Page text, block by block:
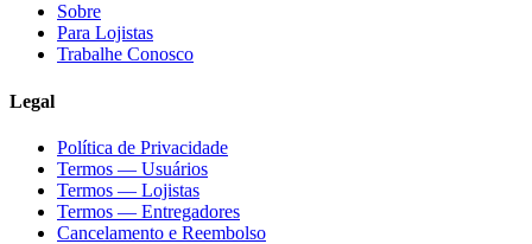
Sobre
Para Lojistas
Trabalhe Conosco
Legal
Política de Privacidade
Termos — Usuários
Termos — Lojistas
Termos — Entregadores
Cancelamento e Reembolso